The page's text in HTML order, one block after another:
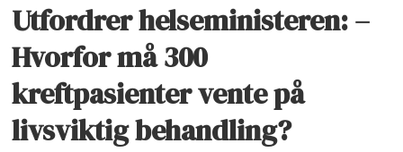
Utfordrer helseministeren: –
Hvorfor må 300
kreftpasienter vente på
livsviktig behandling?